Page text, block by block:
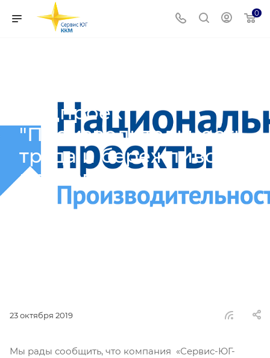
0
Нацпроект
"Производительность
труда и бережливое
производство"
23 октября 2019
Мы рады сообщить, что компания «Сервис-ЮГ-